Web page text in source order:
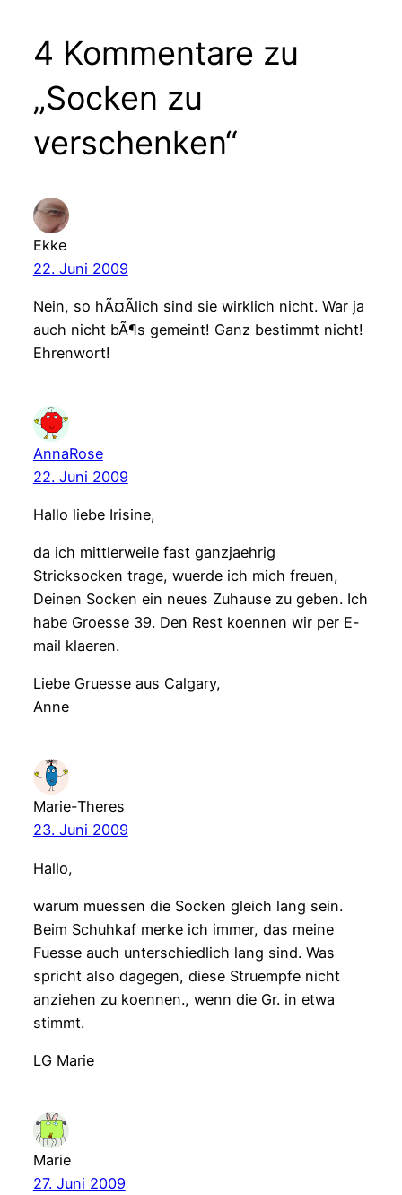
4 Kommentare zu
„Socken zu
verschenken“
Ekke
22. Juni 2009
Nein, so hÃ¤Ãlich sind sie wirklich nicht. War ja
auch nicht bÃ¶s gemeint! Ganz bestimmt nicht!
Ehrenwort!
AnnaRose
22. Juni 2009
Hallo liebe Irisine,
da ich mittlerweile fast ganzjaehrig
Stricksocken trage, wuerde ich mich freuen,
Deinen Socken ein neues Zuhause zu geben. Ich
habe Groesse 39. Den Rest koennen wir per E-
mail klaeren.
Liebe Gruesse aus Calgary,
Anne
Marie-Theres
23. Juni 2009
Hallo,
warum muessen die Socken gleich lang sein.
Beim Schuhkaf merke ich immer, das meine
Fuesse auch unterschiedlich lang sind. Was
spricht also dagegen, diese Struempfe nicht
anziehen zu koennen., wenn die Gr. in etwa
stimmt.
LG Marie
Marie
27. Juni 2009